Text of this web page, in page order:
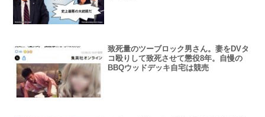
致死量のツーブロック男さん。妻をDVタ
コ殴りして致死させて懲役8年。自慢の
BBQウッドデッキ自宅は競売